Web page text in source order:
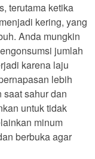
terutama ketika
kering, yang
Anda mungkin
jumlah
karena laju
lebih
sahur dan
untuk tidak
minum
berbuka agar